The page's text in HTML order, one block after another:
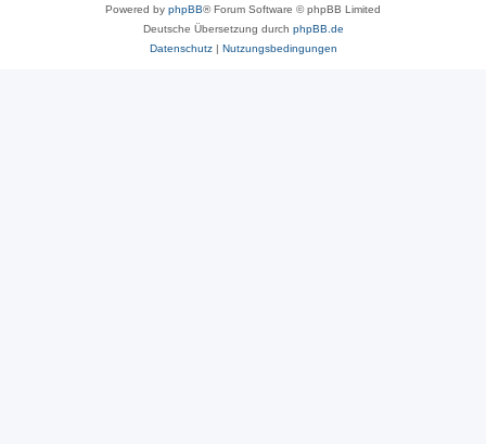
Powered by phpBB® Forum Software © phpBB Limited
Deutsche Übersetzung durch phpBB.de
Datenschutz| Nutzungsbedingungen